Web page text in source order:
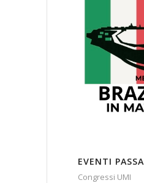
EVENTI
Congressi UMI